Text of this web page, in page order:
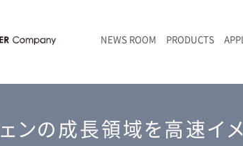
NEWS ROOM PRODUCTS
マン顕微鏡
LIBcell charge | 充放
ポリマー（高分子）・樹脂
オンラインセミナー
アクセス
ンの成長領域を高速イ